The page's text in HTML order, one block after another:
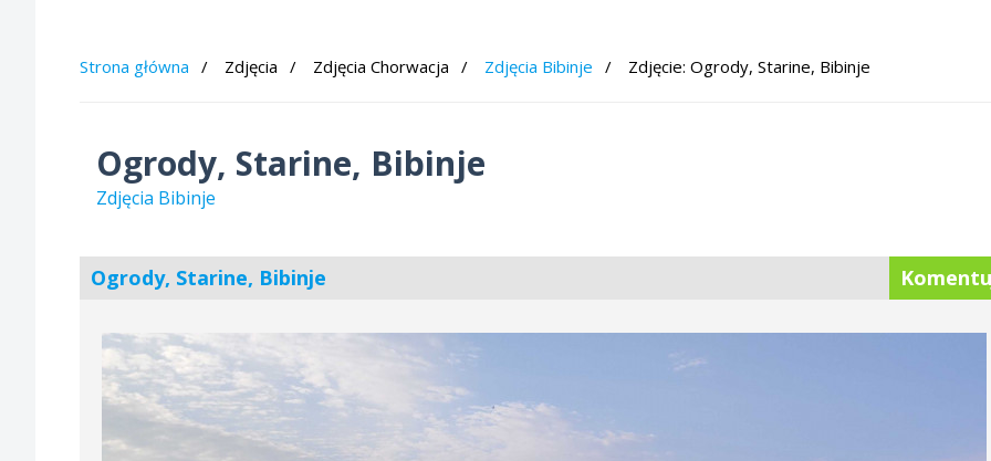
Strona główna Zdjęcia Zdjęcia Chorwacja Zdjęcia Bibinje Zdjęcie: Ogrody, Starine, Bibinje
Ogrody, Starine, Bibinje
Zdjęcia Bibinje
Ogrody, Starine, Bibinje